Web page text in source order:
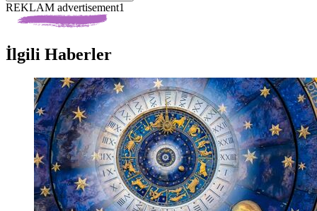
REKLAM advertisement1
İlgili Haberler